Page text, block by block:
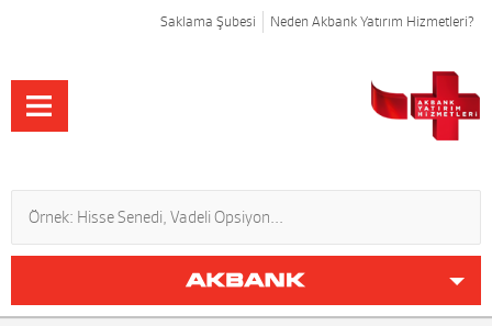
Saklama Şubesi Neden Akbank Yatırım Hizmetleri?